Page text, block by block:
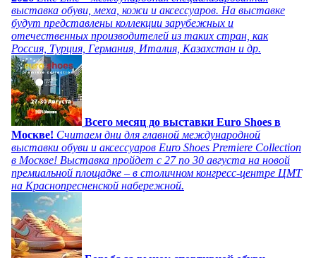
выставка обуви, меха, кожи и аксессуаров. На выставке
будут представлены коллекции зарубежных и
отечественных производителей из таких стран, как
Россия, Турция, Германия, Италия, Казахстан и др.
Всего месяц до выставки Euro Shoes в
Москве! Считаем дни для главной международной
выставки обуви и аксессуаров Euro Shoes Premiere Collection
в Москве! Выставка пройдет с 27 по 30 августа на новой
премиальной площадке – в столичном конгресс-центре ЦМТ
на Краснопресненской набережной.